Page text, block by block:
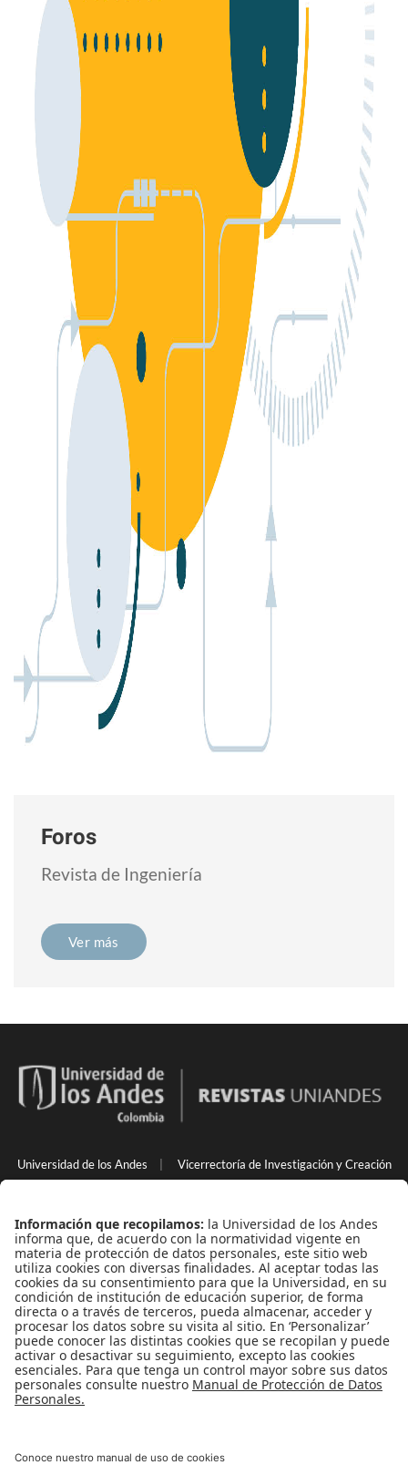
Foros
Revista de Ingeniería
Ver más
Universidad de los Andes | Vicerrectoría de Investigación y Creación
Back to Top
Uso de datos personales|Contacto
Universidad de los Andes | Vigilada Mineducación